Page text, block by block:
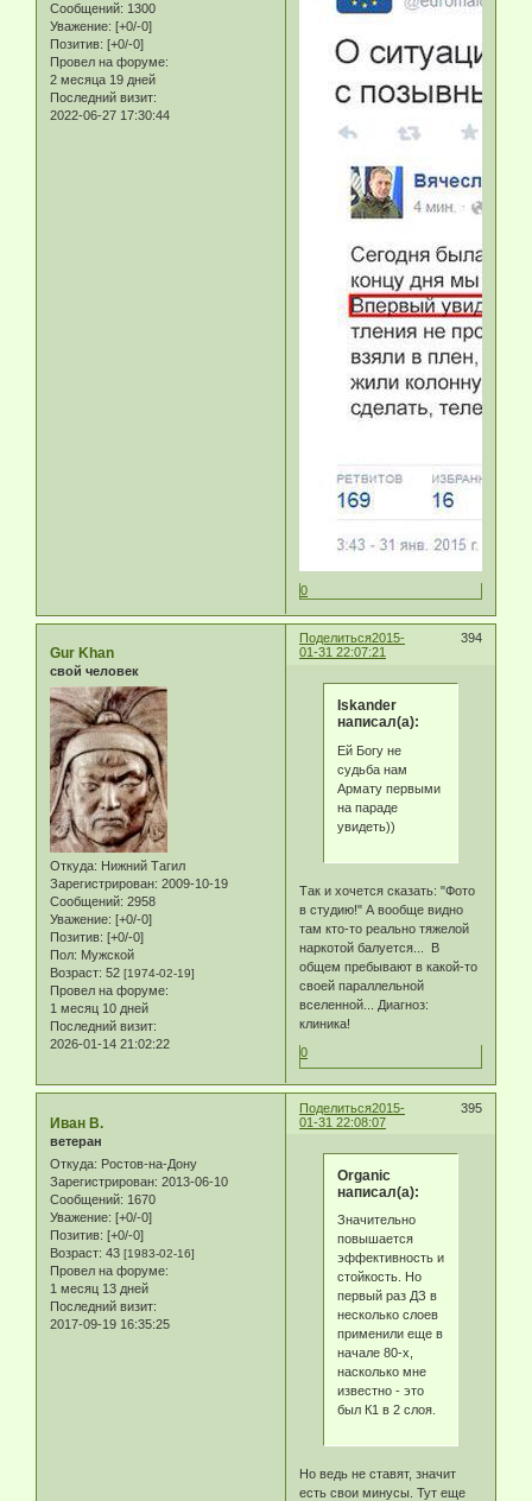
Сообщений: 1300
Уважение: [+0/-0]
Позитив: [+0/-0]
Провел на форуме:
2 месяца 19 дней
Последний визит:
2022-06-27 17:30:44
0
Поделиться 394
2015-
01-31 22:07:21
Gur Khan
свой человек
Откуда: Нижний Тагил
Зарегистрирован: 2009-10-19
Сообщений: 2958
Уважение: [+0/-0]
Позитив: [+0/-0]
Пол: Мужской
Возраст: 52 [1974-02-19]
Провел на форуме:
1 месяц 10 дней
Последний визит:
2026-01-14 21:02:22
Iskander
написал(а):
Ей Богу не
судьба нам
Армату первыми
на параде
увидеть))
Так и хочется сказать: "Фото
в студию!" А вообще видно
там кто-то реально тяжелой
наркотой балуется... В
общем пребывают в какой-то
своей параллельной
вселенной... Диагноз:
клиника!
0
Поделиться 395
2015-
01-31 22:08:07
Иван В.
ветеран
Откуда: Ростов-на-Дону
Зарегистрирован: 2013-06-10
Сообщений: 1670
Уважение: [+0/-0]
Позитив: [+0/-0]
Возраст: 43 [1983-02-16]
Провел на форуме:
1 месяц 13 дней
Последний визит:
2017-09-19 16:35:25
Organic
написал(а):
Значительно
повышается
эффективность и
стойкость. Но
первый раз ДЗ в
несколько слоев
применили еще в
начале 80-х,
насколько мне
известно - это
был К1 в 2 слоя.
Но ведь не ставят, значит
есть свои минусы. Тут еще